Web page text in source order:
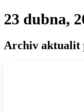
23 dubna,
Archiv aktualit